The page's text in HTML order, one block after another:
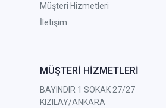
Müşteri Hizmetleri
İletişim
MÜŞTERİ HİZMETLERİ
BAYINDIR 1 SOKAK 27/27
KIZILAY/ANKARA